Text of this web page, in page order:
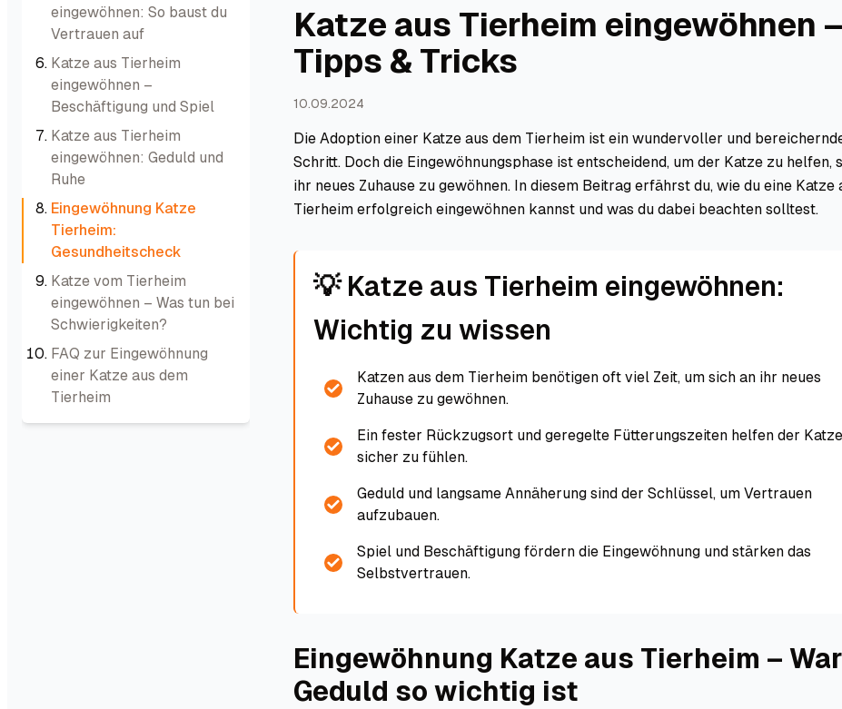
eingewöhnen: So baust du
Vertrauen auf
Katze aus Tierheim
eingewöhnen –
Beschäftigung und Spiel
Katze aus Tierheim
eingewöhnen: Geduld und
Ruhe
Eingewöhnung Katze
Tierheim:
Gesundheitscheck
Katze vom Tierheim
eingewöhnen – Was tun bei
Schwierigkeiten?
FAQ zur Eingewöhnung
einer Katze aus dem
Tierheim
Katze aus Tierheim eingewöhnen –
Tipps & Tricks
10.09.2024
Die Adoption einer Katze aus dem Tierheim ist ein wundervoller und
Schritt. Doch die Eingewöhnungsphase ist entscheidend, um der Katze zu helfen,
ihr neues Zuhause zu gewöhnen. In diesem Beitrag erfährst du, wie du eine Katze
Tierheim erfolgreich eingewöhnen kannst und was du dabei beachten solltest.
💡 Katze aus Tierheim eingewöhnen:
Wichtig zu wissen
Katzen aus dem Tierheim benötigen oft viel Zeit, um sich an ihr neues
Zuhause zu gewöhnen.
Ein fester Rückzugsort und geregelte Fütterungszeiten helfen der
sicher zu fühlen.
Geduld und langsame Annäherung sind der Schlüssel, um Vertrauen
aufzubauen.
Spiel und Beschäftigung fördern die Eingewöhnung und stärken das
Selbstvertrauen.
Eingewöhnung Katze aus Tierheim –
Geduld so wichtig ist